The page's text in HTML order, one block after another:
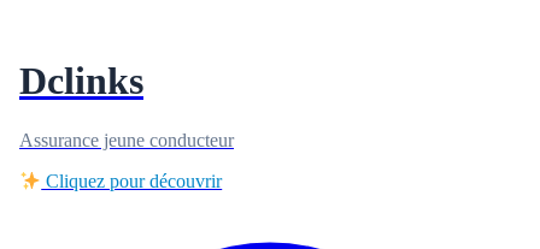
Dclinks
Assurance jeune conducteur
Cliquez pour découvrir